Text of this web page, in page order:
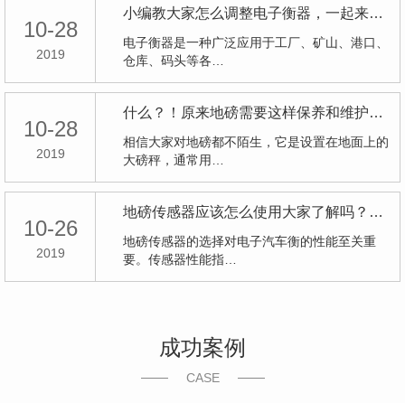
10-28
2019
小编教大家怎么调整电子衡器，一起来了解学习吧
电子衡器是一种广泛应用于工厂、矿山、港口、
仓库、码头等各…
10-28
2019
什么？！原来地磅需要这样保养和维护，快来看小编的分享
相信大家对地磅都不陌生，它是设置在地面上的
大磅秤，通常用…
10-26
2019
地磅传感器应该怎么使用大家了解吗？小编给大家支招
地磅传感器的选择对电子汽车衡的性能至关重
要。传感器性能指…
成功案例
CASE